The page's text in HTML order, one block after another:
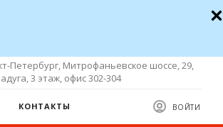
Петербург, Митрофаньевское шоссе, 29,
3 этаж, офис 302-304
ВОЙТИ
КОНТАКТЫ